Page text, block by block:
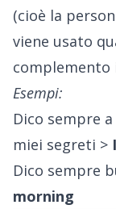
(cioè la
viene usato
Esempi:
Dico sempre
miei segreti >
Dico sempre
morning